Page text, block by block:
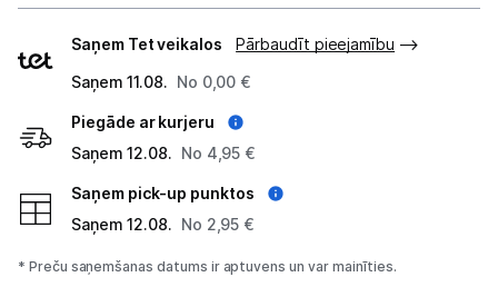
Augļu žāvētāji
Gaļas maļamās mašīnas
Maizes krāsnis
veidi
Saņem Tet veikalos
Pārbaudīt pieejamību
Saņem 11.08. No 0,00 €
Piegāde ar kurjeru
Saņem 12.08. No 4,95 €
Saņem pick-up punktos
Saņem 12.08. No 2,95 €
* Preču saņemšanas datums ir aptuvens un var mainīties.